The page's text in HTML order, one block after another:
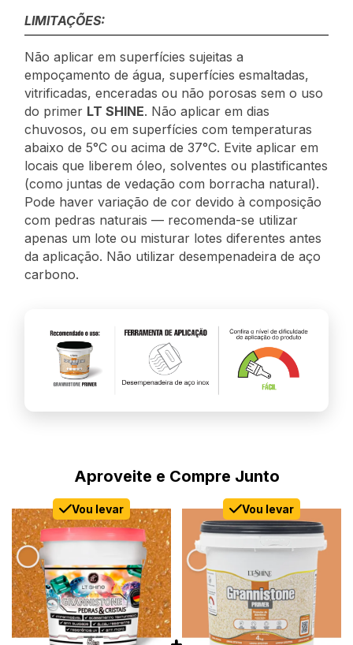
LIMITAÇÕES:
Não aplicar em superfícies sujeitas a
empoçamento de água, superfícies esmaltadas,
vitrificadas, enceradas ou não porosas sem o uso
do primer LT SHINE. Não aplicar em dias
chuvosos, ou em superfícies com temperaturas
abaixo de 5°C ou acima de 37°C. Evite aplicar em
locais que liberem óleo, solventes ou plastificantes
(como juntas de vedação com borracha natural).
Pode haver variação de cor devido à composição
com pedras naturais — recomenda-se utilizar
apenas um lote ou misturar lotes diferentes antes
da aplicação. Não utilizar desempenadeira de aço
carbono.
Aproveite e Compre Junto
Vou levar Vou levar